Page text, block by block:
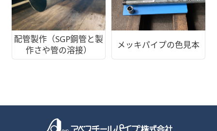
配管製作（SGP鋼管と製
作さや管の溶接）
メッキパイプの色見本